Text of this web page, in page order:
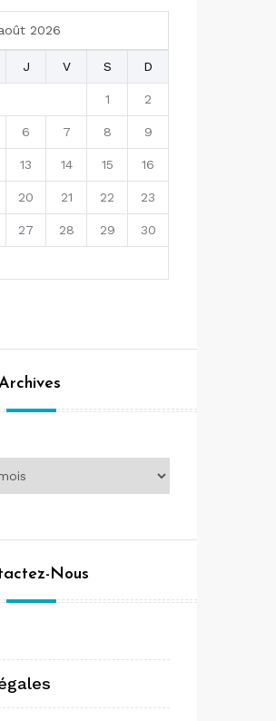
2026
J V S D
1 2
6 7 8 9
13 14 15 16
20 21 22 23
27 28 29 30
Nous